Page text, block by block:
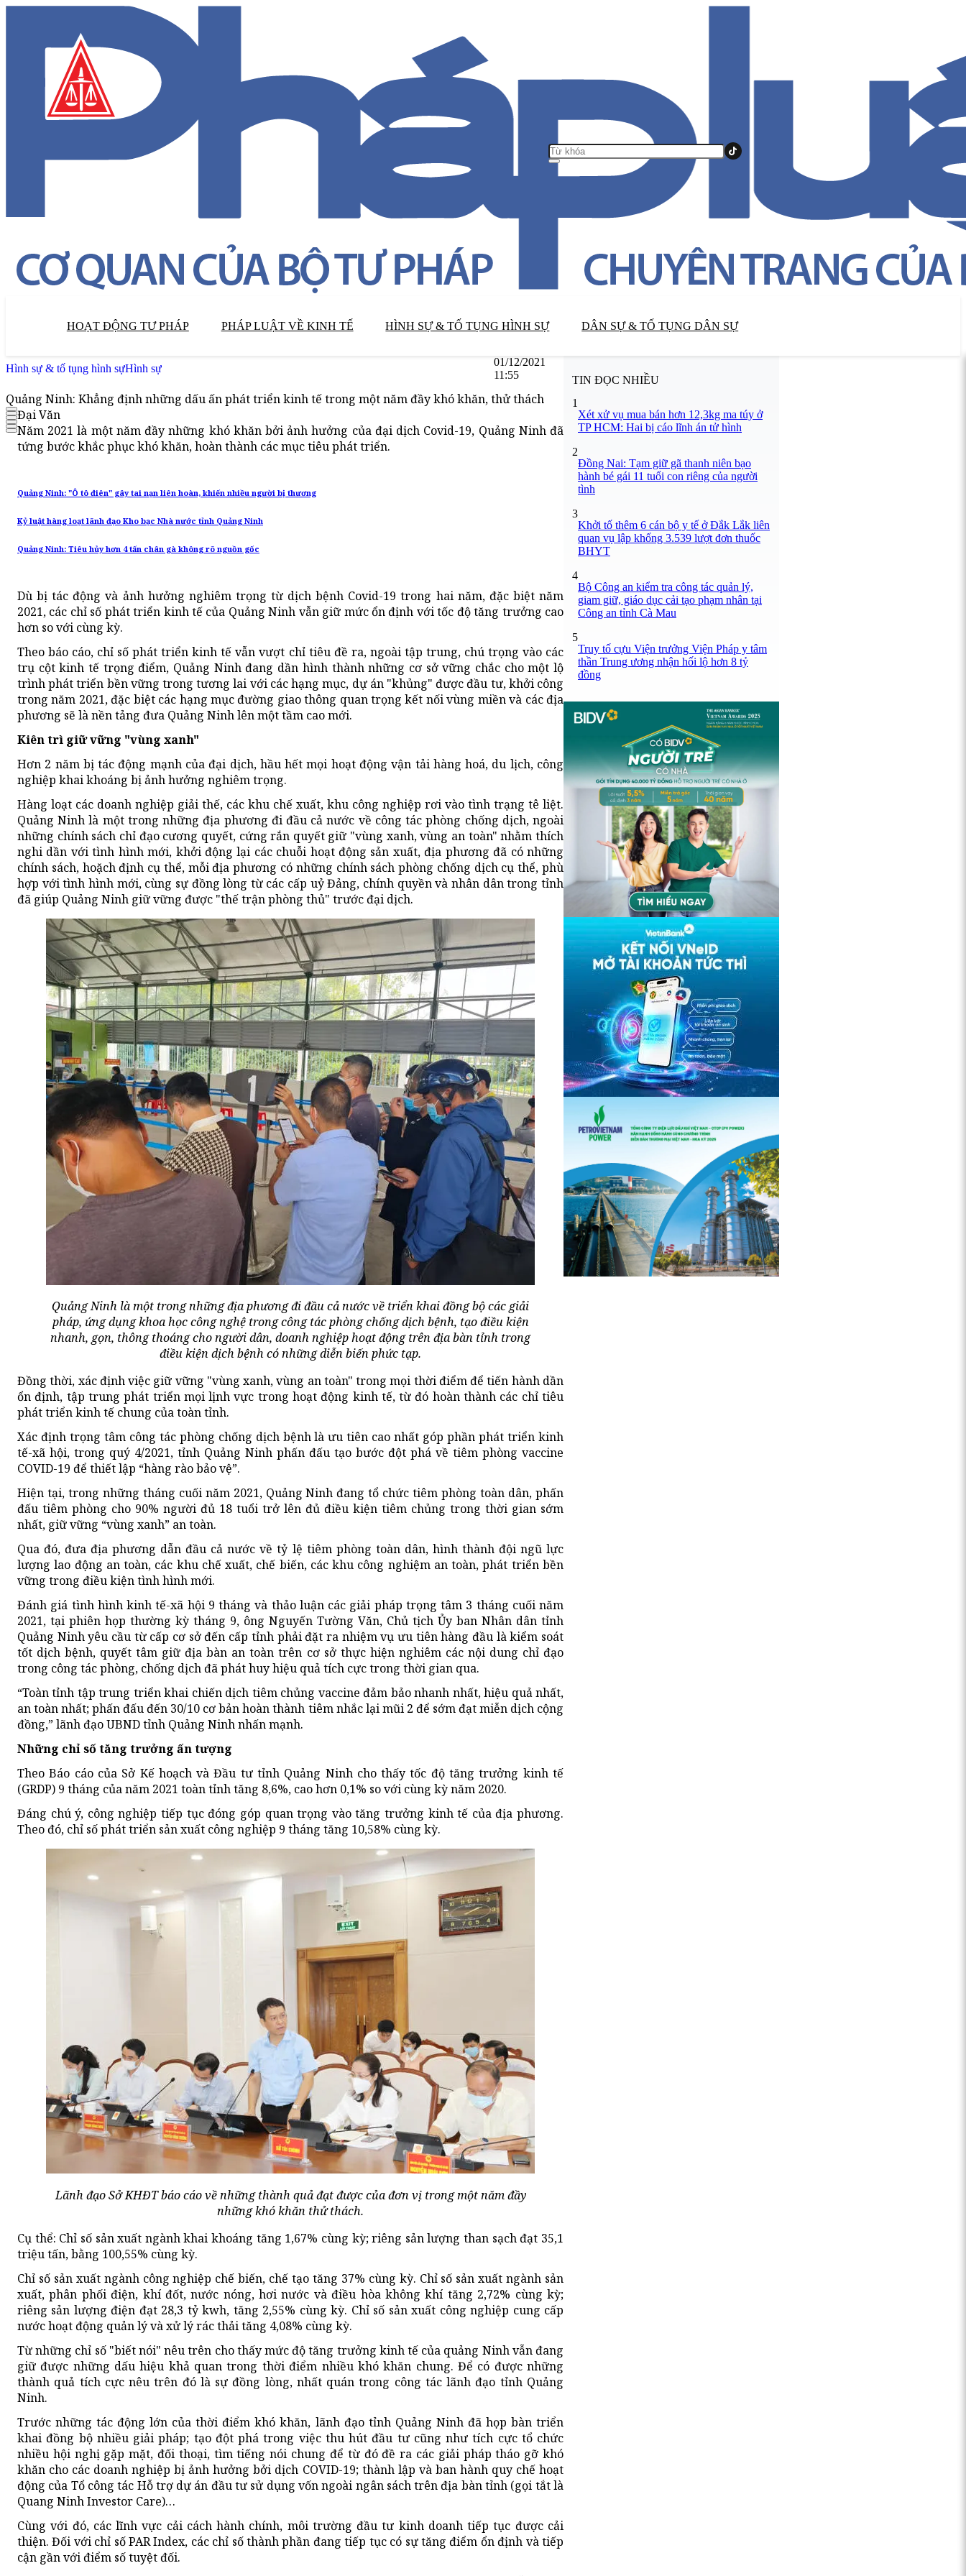
HOẠT ĐỘNG TƯ PHÁP PHÁP LUẬT VỀ KINH TẾ HÌNH SỰ & TỐ TỤNG HÌNH SỰ DÂN SỰ & TỐ TỤNG DÂN SỰ
Hình sự & tố tụng hình sựHình sự
01/12/2021
11:55
Quảng Ninh: Khẳng định những dấu ấn phát triển kinh tế trong một năm đầy khó khăn, thử thách
Đại Văn
Năm 2021 là một năm đầy những khó khăn bởi ảnh hưởng của đại dịch Covid-19, Quảng Ninh đã
tứng bước khắc phục khó khăn, hoàn thành các mục tiêu phát triển.
Quảng Ninh: "Ô tô điên" gây tai nạn liên hoàn, khiến nhiều người bị thương
Kỷ luật hàng loạt lãnh đạo Kho bạc Nhà nước tỉnh Quảng Ninh
Quảng Ninh: Tiêu hủy hơn 4 tấn chân gà không rõ nguồn gốc
Dù bị tác động và ảnh hưởng nghiêm trọng từ dịch bệnh Covid-19 trong hai năm, đặc biệt năm
2021, các chỉ số phát triển kinh tế của Quảng Ninh vẫn giữ mức ổn định với tốc độ tăng trưởng cao
hơn so với cùng kỳ.
Theo báo cáo, chỉ số phát triển kinh tế vẫn vượt chỉ tiêu đề ra, ngoài tập trung, chú trọng vào các
trụ cột kinh tế trọng điểm, Quảng Ninh đang dần hình thành những cơ sở vững chắc cho một lộ
trình phát triển bền vững trong tương lai với các hạng mục, dự án "khủng" được đầu tư, khởi công
trong năm 2021, đặc biệt các hạng mục đường giao thông quan trọng kết nối vùng miền và các địa
phương sẽ là nền tảng đưa Quảng Ninh lên một tầm cao mới.
Kiên trì giữ vững "vùng xanh"
Hơn 2 năm bị tác động mạnh của đại dịch, hầu hết mọi hoạt động vận tải hàng hoá, du lịch, công
nghiệp khai khoáng bị ảnh hưởng nghiêm trọng.
Hàng loạt các doanh nghiệp giải thế, các khu chế xuất, khu công nghiệp rơi vào tình trạng tê liệt.
Quảng Ninh là một trong những địa phương đi đầu cả nước về công tác phòng chống dịch, ngoài
những chính sách chỉ đạo cương quyết, cứng rắn quyết giữ "vùng xanh, vùng an toàn" nhằm thích
nghi dần với tình hình mới, khởi động lại các chuỗi hoạt động sản xuất, địa phương đã có những
chính sách, hoặch định cụ thể, mỗi địa phương có những chính sách phòng chống dịch cụ thể, phù
hợp với tình hình mới, cùng sự đồng lòng từ các cấp uỷ Đảng, chính quyền và nhân dân trong tỉnh
đã giúp Quảng Ninh giữ vững được "thế trận phòng thủ" trước đại dịch.
Quảng Ninh là một trong những địa phương đi đầu cả nước về triển khai đồng bộ các giải
pháp, ứng dụng khoa học công nghệ trong công tác phòng chống dịch bệnh, tạo điều kiện
nhanh, gọn, thông thoáng cho người dân, doanh nghiệp hoạt động trên địa bàn tỉnh trong
điều kiện dịch bệnh có những diễn biến phức tạp.
Đồng thời, xác định việc giữ vững "vùng xanh, vùng an toàn" trong mọi thời điểm để tiến hành dần
ổn định, tập trung phát triển mọi lịnh vực trong hoạt động kinh tế, từ đó hoàn thành các chỉ tiêu
phát triển kinh tế chung của toàn tỉnh.
Xác định trọng tâm công tác phòng chống dịch bệnh là ưu tiên cao nhất góp phần phát triển kinh
tế-xã hội, trong quý 4/2021, tỉnh Quảng Ninh phấn đấu tạo bước đột phá về tiêm phòng vaccine
COVID-19 để thiết lập “hàng rào bảo vệ”.
Hiện tại, trong những tháng cuối năm 2021, Quảng Ninh đang tổ chức tiêm phòng toàn dân, phấn
đấu tiêm phòng cho 90% người đủ 18 tuổi trở lên đủ điều kiện tiêm chủng trong thời gian sớm
nhất, giữ vững “vùng xanh” an toàn.
Qua đó, đưa địa phương dẫn đầu cả nước về tỷ lệ tiêm phòng toàn dân, hình thành đội ngũ lực
lượng lao động an toàn, các khu chế xuất, chế biến, các khu công nghiệm an toàn, phát triển bền
vững trong điều kiện tình hình mới.
Đánh giá tình hình kinh tế-xã hội 9 tháng và thảo luận các giải pháp trọng tâm 3 tháng cuối năm
2021, tại phiên họp thường kỳ tháng 9, ông Nguyến Tường Văn, Chủ tịch Ủy ban Nhân dân tỉnh
Quảng Ninh yêu cầu từ cấp cơ sở đến cấp tỉnh phải đặt ra nhiệm vụ ưu tiên hàng đầu là kiểm soát
tốt dịch bệnh, quyết tâm giữ địa bàn an toàn trên cơ sở thực hiện nghiêm các nội dung chỉ đạo
trong công tác phòng, chống dịch đã phát huy hiệu quả tích cực trong thời gian qua.
“Toàn tỉnh tập trung triển khai chiến dịch tiêm chủng vaccine đảm bảo nhanh nhất, hiệu quả nhất,
an toàn nhất; phấn đấu đến 30/10 cơ bản hoàn thành tiêm nhắc lại mũi 2 để sớm đạt miễn dịch cộng
đồng,” lãnh đạo UBND tỉnh Quảng Ninh nhấn mạnh.
Những chỉ số tăng trưởng ấn tượng
Theo Báo cáo của Sở Kế hoạch và Đầu tư tỉnh Quảng Ninh cho thấy tốc độ tăng trưởng kinh tế
(GRDP) 9 tháng của năm 2021 toàn tỉnh tăng 8,6%, cao hơn 0,1% so với cùng kỳ năm 2020.
Đáng chú ý, công nghiệp tiếp tục đóng góp quan trọng vào tăng trưởng kinh tế của địa phương.
Theo đó, chỉ số phát triển sản xuất công nghiệp 9 tháng tăng 10,58% cùng kỳ.
Lãnh đạo Sở KHĐT báo cáo về những thành quả đạt được của đơn vị trong một năm đầy
những khó khăn thử thách.
Cụ thể: Chỉ số sản xuất ngành khai khoáng tăng 1,67% cùng kỳ; riêng sản lượng than sạch đạt 35,1
triệu tấn, bằng 100,55% cùng kỳ.
Chỉ số sản xuất ngành công nghiệp chế biến, chế tạo tăng 37% cùng kỳ. Chỉ số sản xuất ngành sản
xuất, phân phối điện, khí đốt, nước nóng, hơi nước và điều hòa không khí tăng 2,72% cùng kỳ;
riêng sản lượng điện đạt 28,3 tỷ kwh, tăng 2,55% cùng kỳ. Chỉ số sản xuất công nghiệp cung cấp
nước hoạt động quản lý và xử lý rác thải tăng 4,08% cùng kỳ.
Từ những chỉ số "biết nói" nêu trên cho thấy mức độ tăng trưởng kinh tế của quảng Ninh vẫn đang
giữ được những dấu hiệu khả quan trong thời điểm nhiều khó khăn chung. Để có được những
thành quả tích cực nêu trên đó là sự đồng lòng, nhất quán trong công tác lãnh đạo tỉnh Quảng
Ninh.
Trước những tác động lớn của thời điểm khó khăn, lãnh đạo tỉnh Quảng Ninh đã họp bàn triển
khai đồng bộ nhiều giải pháp; tạo đột phá trong việc thu hút đầu tư cũng như tích cực tổ chức
nhiều hội nghị gặp mặt, đối thoại, tìm tiếng nói chung để từ đó đề ra các giải pháp tháo gỡ khó
khăn cho các doanh nghiệp bị ảnh hưởng bởi dịch COVID-19; thành lập và ban hành quy chế hoạt
động của Tổ công tác Hỗ trợ dự án đầu tư sử dụng vốn ngoài ngân sách trên địa bàn tỉnh (gọi tắt là
Quang Ninh Investor Care)…
Cùng với đó, các lĩnh vực cải cách hành chính, môi trường đầu tư kinh doanh tiếp tục được cải
thiện. Đối với chỉ số PAR Index, các chỉ số thành phần đang tiếp tục có sự tăng điểm ổn định và tiếp
cận gần với điểm số tuyệt đối.
TIN ĐỌC NHIỀU
1
Xét xử vụ mua bán hơn 12,3kg ma túy ở
TP HCM: Hai bị cáo lĩnh án tử hình
2
Đồng Nai: Tạm giữ gã thanh niên bạo
hành bé gái 11 tuổi con riêng của người
tình
3
Khởi tố thêm 6 cán bộ y tế ở Đắk Lắk liên
quan vụ lập khống 3.539 lượt đơn thuốc
BHYT
4
Bộ Công an kiểm tra công tác quản lý,
giam giữ, giáo dục cải tạo phạm nhân tại
Công an tỉnh Cà Mau
5
Truy tố cựu Viện trưởng Viện Pháp y tâm
thần Trung ương nhận hối lộ hơn 8 tỷ
đồng